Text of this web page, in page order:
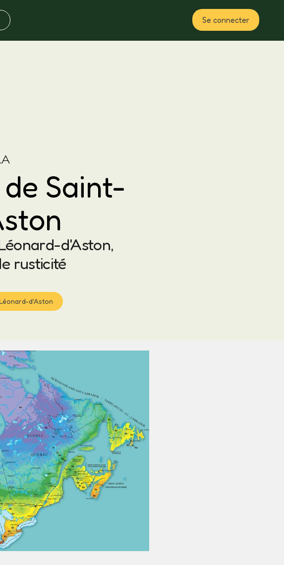
Se connecter
Fertilisation Plan
Saint-
d'Aston,
rusticité
d'Aston